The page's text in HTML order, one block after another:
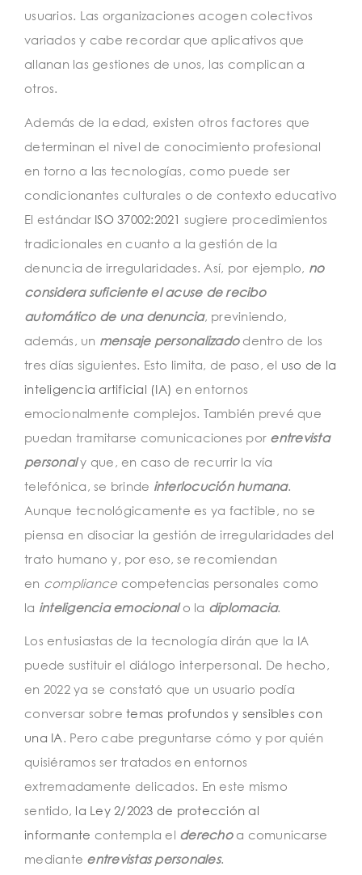
usuarios. Las organizaciones acogen colectivos
variados y cabe recordar que aplicativos que
allanan las gestiones de unos, las complican a
otros.
Además de la edad, existen otros factores que
determinan el nivel de conocimiento profesional
en torno a las tecnologías, como puede ser
condicionantes culturales o de contexto educativo
El estándar ISO 37002:2021 sugiere procedimientos
tradicionales en cuanto a la gestión de la
denuncia de irregularidades. Así, por ejemplo, no
considera suficiente el acuse de recibo
automático de una denuncia, previniendo,
además, un mensaje personalizadodentro de los
tres días siguientes. Esto limita, de paso, el uso de la
inteligencia artificial (IA) en entornos
emocionalmente complejos. También prevé que
puedan tramitarse comunicaciones por entrevista
personaly que, en caso de recurrir la vía
telefónica, se brinde interlocución humana.
Aunque tecnológicamente es ya factible, no se
piensa en disociar la gestión de irregularidades del
trato humano y, por eso, se recomiendan
en compliance competencias personales como
la inteligencia emocionalo la diplomacia.
Los entusiastas de la tecnología dirán que la IA
puede sustituir el diálogo interpersonal. De hecho,
en 2022 ya se constató que un usuario podía
conversar sobre temas profundos y sensibles con
una IA. Pero cabe preguntarse cómo y por quién
quisiéramos ser tratados en entornos
extremadamente delicados. En este mismo
sentido, la Ley 2/2023 de protección al
informante contempla el derechoa comunicarse
mediante entrevistas personales.